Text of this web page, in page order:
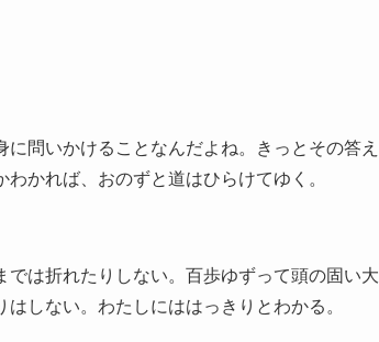
問いかけることなんだよね。きっとその答え
かれば、おのずと道はひらけてゆく。
は折れたりしない。百歩ゆずって頭の固い大
しない。わたしにははっきりとわかる。